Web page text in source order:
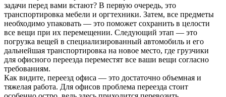
задачи перед вами встают? В первую очередь, это
транспортировка мебели и оргтехники. Затем, все предметы
необходимо упаковать — это поможет сохранить в целости
все вещи при их перемещении. Следующий этап — это
погрузка вещей в специализированный автомобиль и его
дальнейшая транспортировка на новое место, где грузчики
для офисного переезда переместят все ваши вещи согласно
требованиям.
Как видите, переезд офиса — это достаточно объемная и
тяжелая работа. Для офисов проблема переезда стоит